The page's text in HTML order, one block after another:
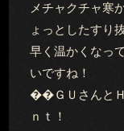
メチャクチャ寒
ょっとしたすり
早く温かくなっ
いですね！
��ＧＵさんとＨ
ｎｔ！